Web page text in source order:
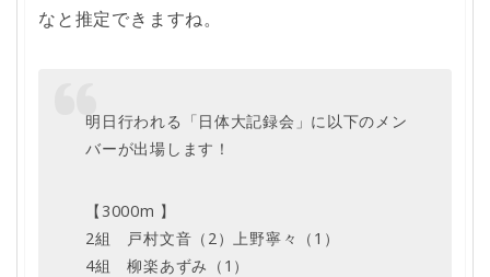
なと推定できますね。
明日行われる「日体大記録会」に以下のメン
バーが出場します！
【3000m 】
2組 戸村文音（2）上野寧々（1）
4組 柳楽あずみ（1）